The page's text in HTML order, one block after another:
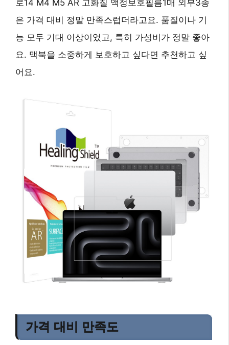
로14 M4 M5 AR 고화질 액정보호필름1매 외부3종
은 가격 대비 정말 만족스럽더라고요. 품질이나 기
능 모두 기대 이상이었고, 특히 가성비가 정말 좋아
요. 맥북을 소중하게 보호하고 싶다면 추천하고 싶
어요.
가격 대비 만족도